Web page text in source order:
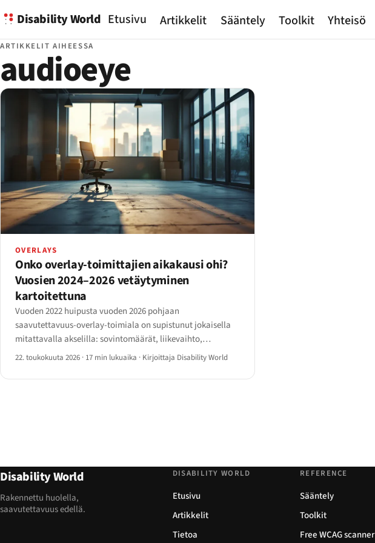
Disability World Etusivu Artikkelit Sääntely Toolkit Yhteisö
ARTIKKELIT AIHEESSA
audioeye
OVERLAYS
Onko overlay-toimittajien aikakausi ohi?
Vuosien 2024–2026 vetäytyminen
kartoitettuna
Vuoden 2022 huipusta vuoden 2026 pohjaan
saavutettavuus-overlay-toimiala on supistunut jokaisella
mitattavalla akselilla: sovintomäärät, liikevaihto,
henkilöstö, kumppanikanavat ja sääntelyasema. Dossier
22. toukokuuta 2026 · 17 min lukuaika · Kirjoittaja Disability World
Disability World
Rakennettu huolella,
saavutettavuus edellä.
DISABILITY WORLD
Etusivu
Artikkelit
Tietoa
REFERENCE
Sääntely
Toolkit
Free WCAG scanner